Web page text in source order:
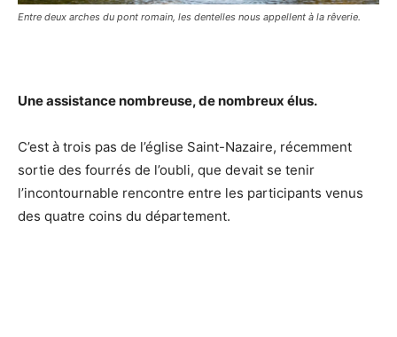
Entre deux arches du pont romain, les dentelles nous appellent à la rêverie.
Une assistance nombreuse, de nombreux élus.
C’est à trois pas de l’église Saint-Nazaire, récemment
sortie des fourrés de l’oubli, que devait se tenir
l’incontournable rencontre entre les participants venus
des quatre coins du département.